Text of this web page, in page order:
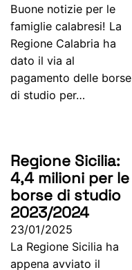
Buone notizie per le
famiglie calabresi! La
Regione Calabria ha
dato il via al
pagamento delle borse
di studio per…
Regione Sicilia:
4,4 milioni per le
borse di studio
2023/2024
23/01/2025
La Regione Sicilia ha
appena avviato il